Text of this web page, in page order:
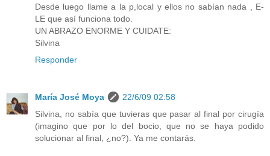
Desde luego llame a la p,local y ellos no sabían nada , E-
LE que así funciona todo.
UN ABRAZO ENORME Y CUIDATE:
Silvina
Responder
María José Moya
22/6/09 02:58
Silvina, no sabía que tuvieras que pasar al final por cirugía
(imagino que por lo del bocio, que no se haya podido
solucionar al final, ¿no?). Ya me contarás.